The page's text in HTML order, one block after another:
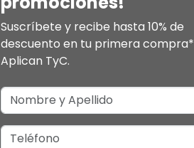
Suscríbete y recibe hasta 10% de
descuento en tu primera compra*
Aplican TyC.